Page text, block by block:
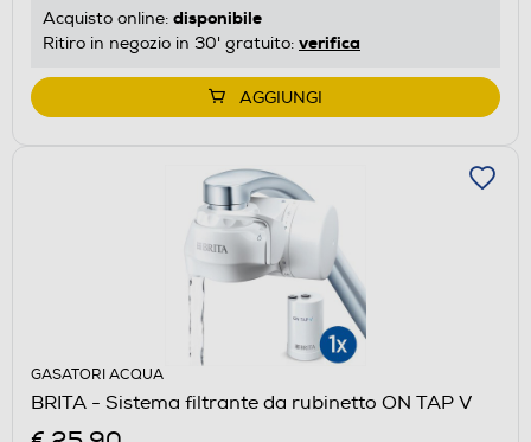
Acquisto online: disponibile
Ritiro in negozio in 30' gratuito: verifica
AGGIUNGI
GASATORI ACQUA
BRITA - Sistema filtrante da rubinetto ON TAP V